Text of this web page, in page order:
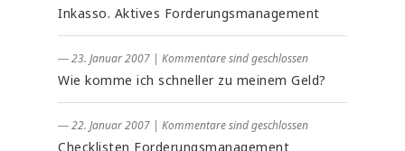
Inkasso. Aktives Forderungsmanagement
― 23. Januar 2007 | Kommentare sind geschlossen
Wie komme ich schneller zu meinem Geld?
― 22. Januar 2007 | Kommentare sind geschlossen
Checklisten Forderungsmanagement